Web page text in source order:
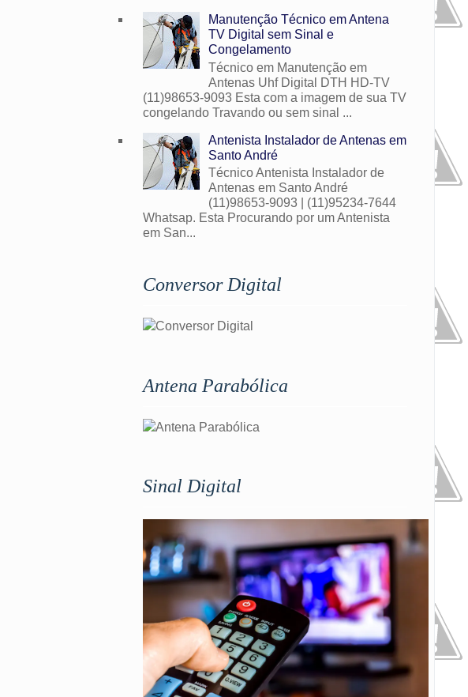
Manutenção Técnico em Antena
TV Digital sem Sinal e
Congelamento
Técnico em Manutenção em
Antenas Uhf Digital DTH HD-TV
(11)98653-9093 Esta com a imagem de sua TV
congelando Travando ou sem sinal ...
Antenista Instalador de Antenas em
Santo André
Técnico Antenista Instalador de
Antenas em Santo André
(11)98653-9093 | (11)95234-7644
Whatsap. Esta Procurando por um Antenista
em San...
Conversor Digital
Antena Parabólica
Sinal Digital